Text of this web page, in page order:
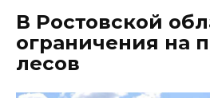
В Ростовской
ограничения на
лесов